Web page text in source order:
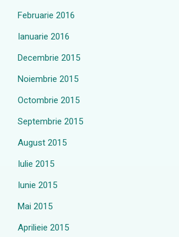
Februarie 2016
Ianuarie 2016
Decembrie 2015
Noiembrie 2015
Octombrie 2015
Septembrie 2015
August 2015
Iulie 2015
Iunie 2015
Mai 2015
Aprilieie 2015